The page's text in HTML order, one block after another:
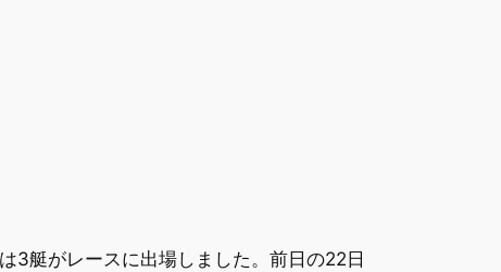
3艇がレースに出場しました。前日の22日